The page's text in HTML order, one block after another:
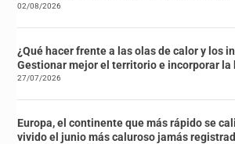
02/08/2026
¿Qué hacer frente a las olas de calor y los
Gestionar mejor el territorio e incorporar la
27/07/2026
Europa, el continente que más rápido se
vivido el junio más caluroso jamás